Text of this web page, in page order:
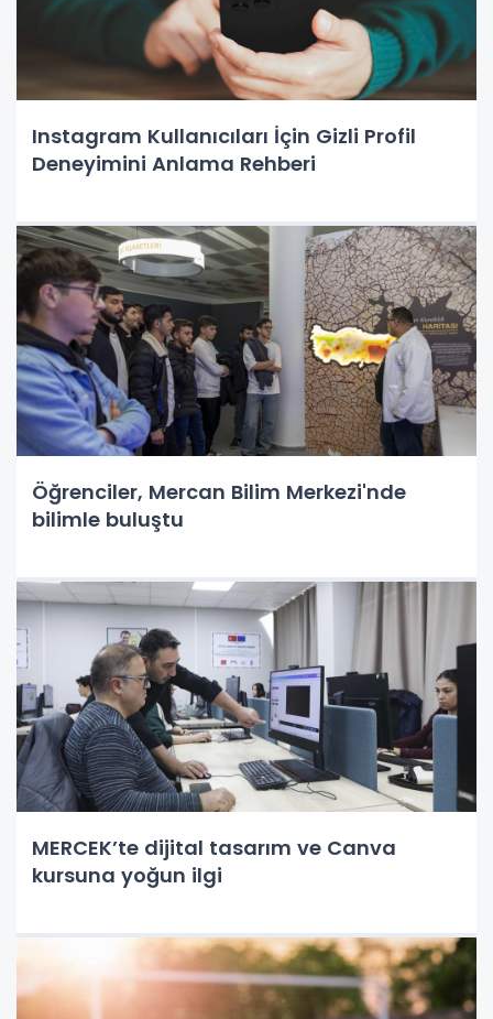
Instagram Kullanıcıları İçin Gizli Profil
Deneyimini Anlama Rehberi
Öğrenciler, Mercan Bilim Merkezi'nde
bilimle buluştu
MERCEK’te dijital tasarım ve Canva
kursuna yoğun ilgi